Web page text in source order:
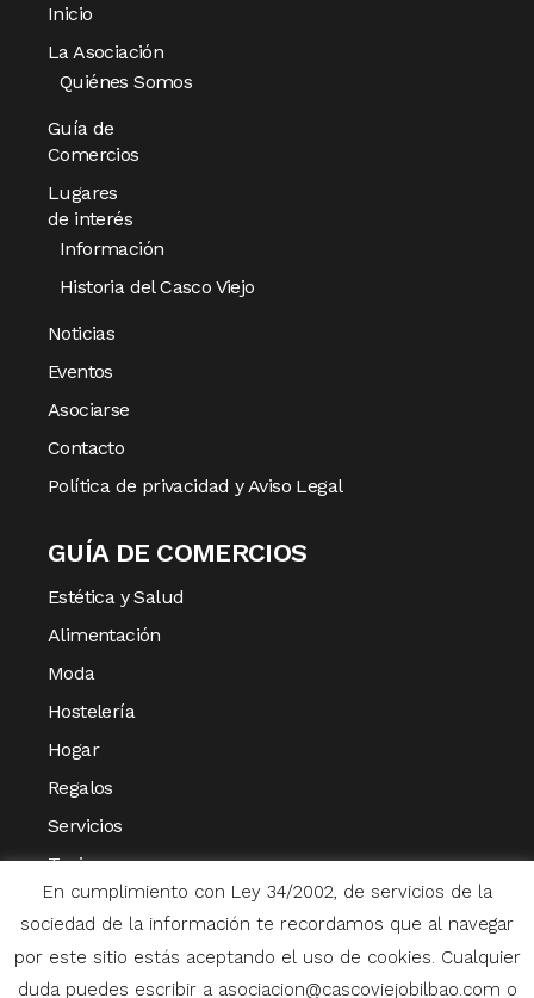
Inicio
La Asociación
Quiénes Somos
Guía de
Comercios
Lugares
de interés
Información
Historia del Casco Viejo
Noticias
Eventos
Asociarse
Contacto
Política de privacidad y Aviso Legal
GUÍA DE COMERCIOS
Estética y Salud
Alimentación
Moda
Hostelería
Hogar
Regalos
Servicios
Turismo
Varios
En cumplimiento con Ley 34/2002, de servicios de la
sociedad de la información te recordamos que al navegar
por este sitio estás aceptando el uso de cookies. Cualquier
duda puedes escribir a asociacion@cascoviejobilbao.com o